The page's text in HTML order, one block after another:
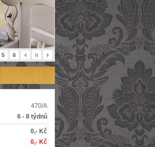
5 6
470/A
6 - 8 týdnů
0,- Kč
0,- Kč